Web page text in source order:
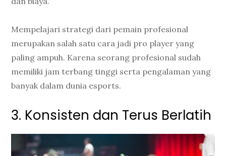
Mempelajari strategi dari pemain profesional
merupakan salah satu cara jadi pro player yang
paling ampuh. Karena seorang profesional sudah
memiliki jam terbang tinggi serta pengalaman yang
banyak dalam dunia esports.
3. Konsisten dan Terus Berlatih